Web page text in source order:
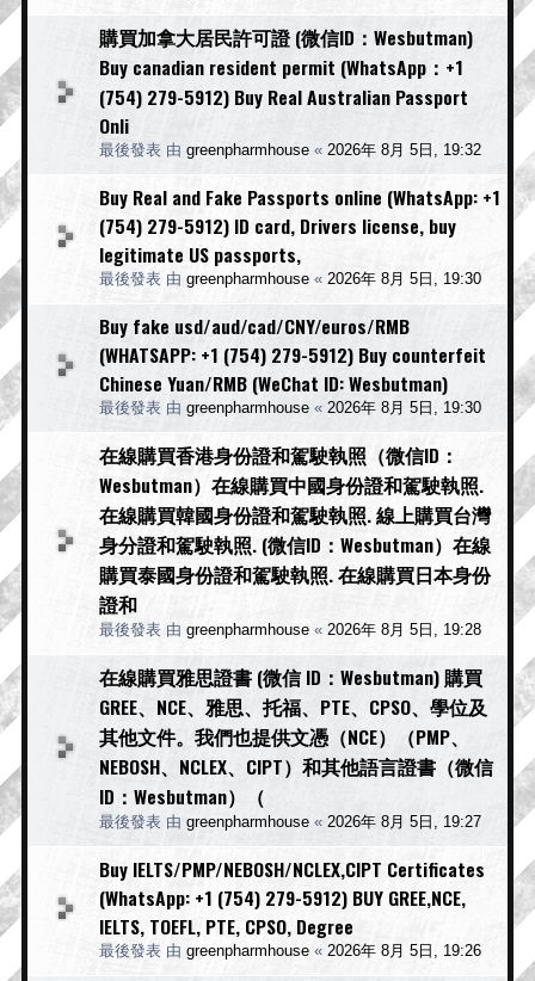
購買加拿大居民許可證 (微信ID：Wesbutman)
Buy canadian resident permit (WhatsApp：+1
(754) 279-5912) Buy Real Australian Passport
Onli
最後發表 由 greenpharmhouse « 2026年 8月 5日, 19:32
Buy Real and Fake Passports online (WhatsApp: +1
(754) 279-5912) ID card, Drivers license, buy
legitimate US passports,
最後發表 由 greenpharmhouse « 2026年 8月 5日, 19:30
Buy fake usd/aud/cad/CNY/euros/RMB
(WHATSAPP: +1 (754) 279-5912) Buy counterfeit
Chinese Yuan/RMB (WeChat ID: Wesbutman)
最後發表 由 greenpharmhouse « 2026年 8月 5日, 19:30
在線購買香港身份證和駕駛執照（微信ID：
Wesbutman）在線購買中國身份證和駕駛執照.
在線購買韓國身份證和駕駛執照. 線上購買台灣
身分證和駕駛執照. (微信ID：Wesbutman）在線
購買泰國身份證和駕駛執照. 在線購買日本身份
證和
最後發表 由 greenpharmhouse « 2026年 8月 5日, 19:28
在線購買雅思證書 (微信 ID：Wesbutman) 購買
GREE、NCE、雅思、托福、PTE、CPSO、學位及
其他文件。我們也提供文憑（NCE）（PMP、
NEBOSH、NCLEX、CIPT）和其他語言證書（微信
ID：Wesbutman）（
最後發表 由 greenpharmhouse « 2026年 8月 5日, 19:27
Buy IELTS/PMP/NEBOSH/NCLEX,CIPT Certificates
(WhatsApp: +1 (754) 279-5912) BUY GREE,NCE,
IELTS, TOEFL, PTE, CPSO, Degree
最後發表 由 greenpharmhouse « 2026年 8月 5日, 19:26